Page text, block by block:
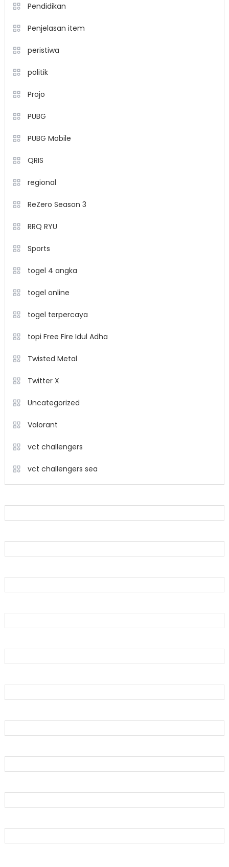
Pendidikan
Penjelasan item
peristiwa
politik
Projo
PUBG
PUBG Mobile
QRIS
regional
ReZero Season 3
RRQ RYU
Sports
togel 4 angka
togel online
togel terpercaya
topi Free Fire Idul Adha
Twisted Metal
Twitter X
Uncategorized
Valorant
vct challengers
vct challengers sea